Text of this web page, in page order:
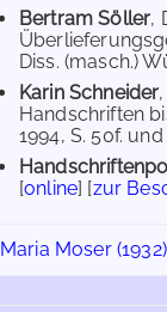
Bertram Söller,
Diss. (masch.)
Karin Schneider
Handschriften
1994, S. 50f.
[online] [zur
Maria Moser (1932)